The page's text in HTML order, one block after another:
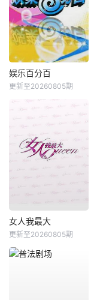
娱乐百分百
更新至20260805期
女人我最大
更新至20260805期